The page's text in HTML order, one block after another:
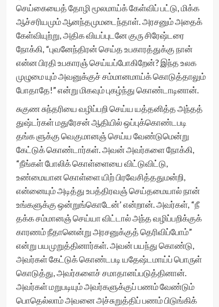
செய்கையைத் தோழி மூலமாய்க் கேள்விப் பட்டு, மிக்க
ஆச்சரியமும் ஆனந்தமுமடைந்தாள். அரசனும் அதைக்
கேள்வியுற்று, அதிக வியப்புடனே குரு சிரேஷ்டரை
நோக்கி, “புவனேந்திரன் செய்த உபகாரத்துக்கு நான்
என்ன பிரதி உபகாரஞ் செய்யப்போகிறேன்? இந்த உலக
முழுமை யும் அவனுக்குச் சம்மானமாய்க் கொடுத்தாலும்
போதாதே!” என்று மிகவும் புகழ்ந்து கொண்டாடினான்.
சுகுண சுந்தரியை வழிப்பறி செய்ய யத்தனித்த அந்தத்
துஷ்டர்கள் மதுரேசன் ஆதியில் ஒப்புக்கொண்டபடி
தங்க ளுக்கு வெகுமானஞ் செய்ய வேண்டுமென்று
கேட்டுக் கொண்டார்கள். அவன் அவர்களை நோக்கி,
“நீங்கள் போலிக் கொள்ளையை விட்டுவிட்டு,
உண்மையான கொள்ளை யிற் பிரவேசித்ததுமன்றி,
என்னையும் அடித்து உபத்திரவஞ் செய்தமையால் நான்
உங்களுக்கு ஒன்றுங்கொடேன்’ என்றான். அவர்கள், “நீ
தக்க சம்மானஞ் செய்யா விட்டால் அந்த வழிப்பறிக்குக்
காரணம் நீதானென்று அரசனுக்குத் தெரிவிப்போம்”
என்று பயமுறுத்தினார்கள். அவன் பயந்து கொண்டு,
அவர்கள் கேட்டுக் கொண்டபடி யதேஷ்டமாய்ப் பொருள்
கொடுத்து, அவர்களைச் சமாதானப்படுத்தினான்.
அவர்கள் மறுபடியும் அவர்களுக்குப் பணம் வேண்டும்
பொதெல்லாம் அவனை அச்சுறுத்திப் பணம் பிடுங்கிக்